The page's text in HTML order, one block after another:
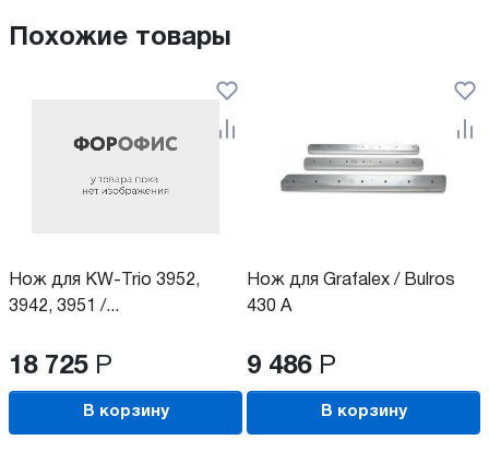
Похожие товары
Нож для KW-Trio 3952,
3942, 3951 /...
18 725 Р
В корзину
Нож для Grafalex / Bulros
430 A
9 486 Р
В корзину